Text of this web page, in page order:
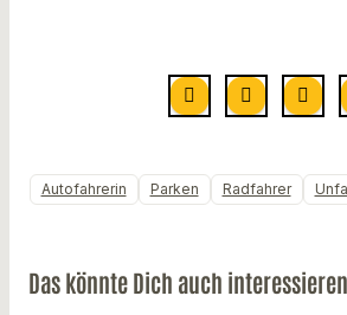
Autofahrerin Parken Radfahrer
Das könnte Dich auch interessieren